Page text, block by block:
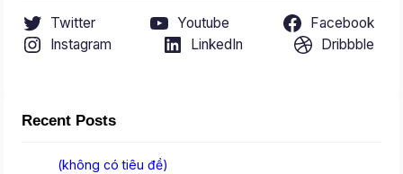
Twitter Youtube
Facebook
Instagram
LinkedIn Dribbble
Recent Posts
(không có tiêu đề)